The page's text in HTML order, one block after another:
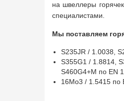
на швеллеры
специалистами.
Мы поставляем
S235JR / 1.0038,
S355G1 / 1.8814,
S460G4+M по EN
16Mo3 / 1.5415 по